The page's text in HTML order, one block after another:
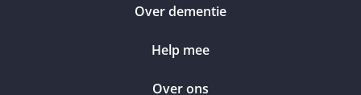
Over dementie
Help mee
Over ons